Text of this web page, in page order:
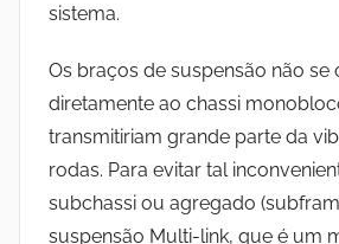
sistema.
Os braços de suspensão não se
diretamente ao chassi
transmitiriam grande parte da
rodas. Para evitar tal
subchassi ou agregado
suspensão Multi-link, que é um